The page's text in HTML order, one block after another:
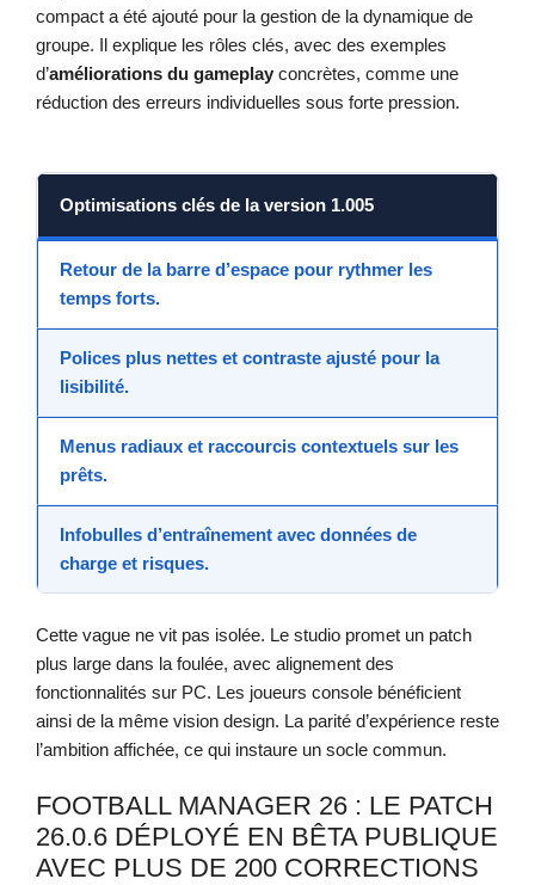
compact a été ajouté pour la gestion de la dynamique de
groupe. Il explique les rôles clés, avec des exemples
d’améliorations du gameplay concrètes, comme une
réduction des erreurs individuelles sous forte pression.
Optimisations clés de la version 1.005
Retour de la barre d’espace pour rythmer les
temps forts.
Polices plus nettes et contraste ajusté pour la
lisibilité.
Menus radiaux et raccourcis contextuels sur les
prêts.
Infobulles d’entraînement avec données de
charge et risques.
Cette vague ne vit pas isolée. Le studio promet un patch
plus large dans la foulée, avec alignement des
fonctionnalités sur PC. Les joueurs console bénéficient
ainsi de la même vision design. La parité d’expérience reste
l’ambition affichée, ce qui instaure un socle commun.
FOOTBALL MANAGER 26 : LE PATCH
26.0.6 DÉPLOYÉ EN BÊTA PUBLIQUE
AVEC PLUS DE 200 CORRECTIONS